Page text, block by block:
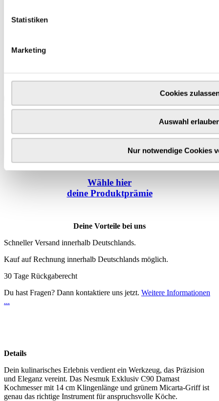
Statistiken
Marketing
Cookies
Auswahl
Nur notwendige Cookies
Wähle hier
deine Produktprämie
Deine Vorteile bei uns
Schneller Versand innerhalb Deutschlands.
Kauf auf Rechnung innerhalb Deutschlands möglich.
30 Tage Rückgaberecht
Du hast Fragen? Dann kontaktiere uns jetzt. Weitere Informationen
...
Details
Dein kulinarisches Erlebnis verdient ein Werkzeug, das Präzision
und Eleganz vereint. Das Nesmuk Exklusiv C90 Damast
Kochmesser mit 14 cm Klingenlänge und grünem Micarta-Griff ist
genau das richtige Instrument für anspruchsvolle Köche.